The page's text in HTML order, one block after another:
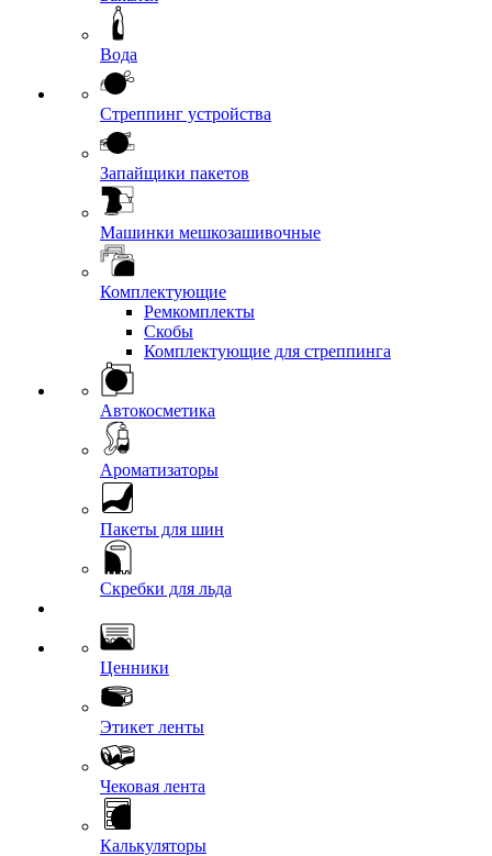
Вода
Стреппинг устройства
Запайщики пакетов
Машинки мешкозашивочные
Комплектующие
Ремкомплекты
Скобы
Комплектующие для стреппинга
Автокосметика
Ароматизаторы
Пакеты для шин
Скребки для льда
Ценники
Этикет ленты
Чековая лента
Калькуляторы